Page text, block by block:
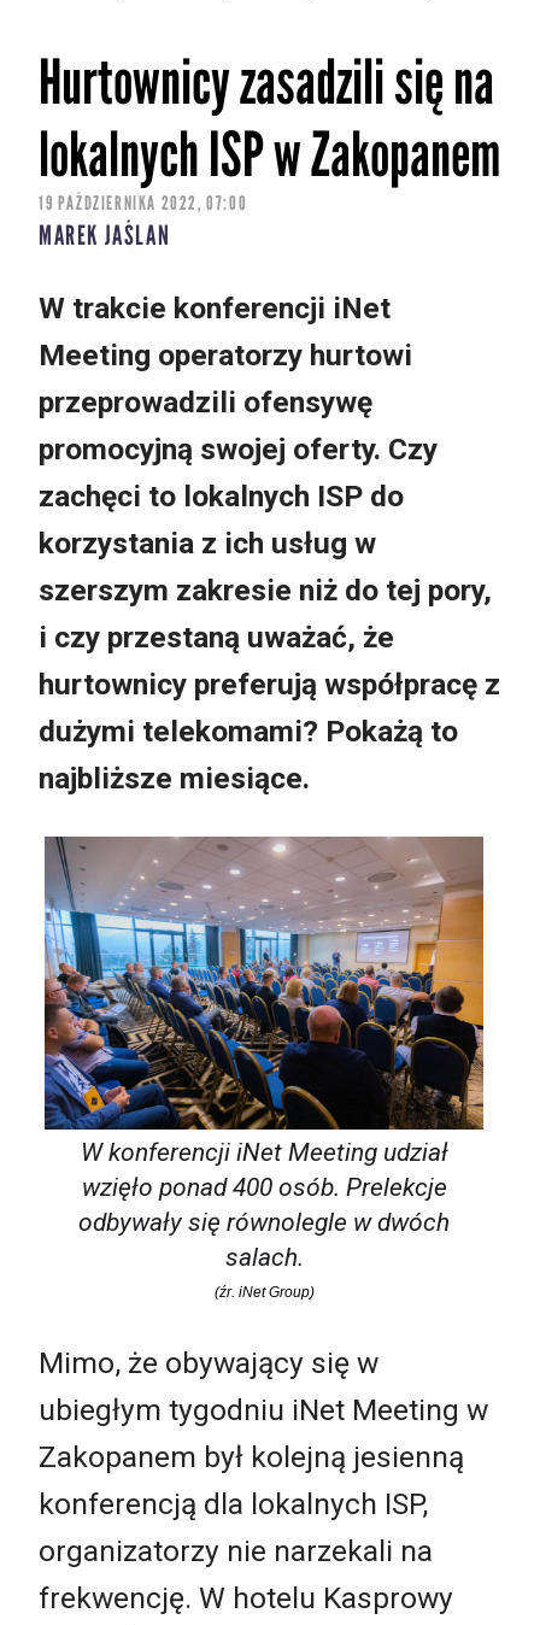
Hurtownicy zasadzili się na
lokalnych ISP w Zakopanem
19 PAŹDZIERNIKA 2022, 07:00
MAREK JAŚLAN
W trakcie konferencji iNet
Meeting operatorzy hurtowi
przeprowadzili ofensywę
promocyjną swojej oferty. Czy
zachęci to lokalnych ISP do
korzystania z ich usług w
szerszym zakresie niż do tej pory,
i czy przestaną uważać, że
hurtownicy preferują współpracę z
dużymi telekomami? Pokażą to
najbliższe miesiące.
W konferencji iNet Meeting udział
wzięło ponad 400 osób. Prelekcje
odbywały się równolegle w dwóch
salach.
(źr. iNet Group)
Mimo, że obywający się w
ubiegłym tygodniu iNet Meeting w
Zakopanem był kolejną jesienną
konferencją dla lokalnych ISP,
organizatorzy nie narzekali na
frekwencję. W hotelu Kasprowy